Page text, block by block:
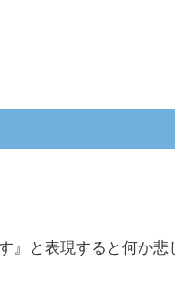
と表現すると何か